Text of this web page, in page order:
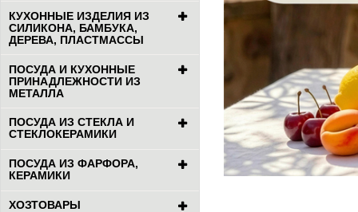
КУХОННЫЕ ИЗДЕЛИЯ ИЗ
СИЛИКОНА, БАМБУКА,
ДЕРЕВА, ПЛАСТМАССЫ
ПОСУДА И КУХОННЫЕ
ПРИНАДЛЕЖНОСТИ ИЗ
МЕТАЛЛА
ПОСУДА ИЗ СТЕКЛА И
СТЕКЛОКЕРАМИКИ
ПОСУДА ИЗ ФАРФОРА,
КЕРАМИКИ
ХОЗТОВАРЫ